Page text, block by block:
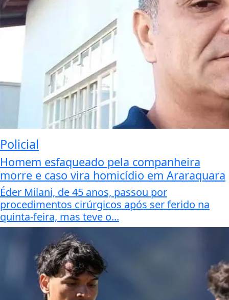
Policial
Homem esfaqueado pela companheira
morre e caso vira homicídio em Araraquara
Éder Milani, de 45 anos, passou por
procedimentos cirúrgicos após ser ferido na
quinta-feira, mas teve o...